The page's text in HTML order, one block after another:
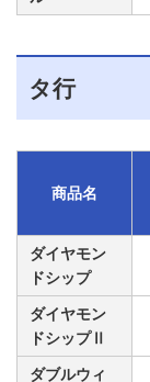
タ行
商品名
ダイヤモン
ドシップ
ダイヤモン
ドシップⅡ
ダブルウィ